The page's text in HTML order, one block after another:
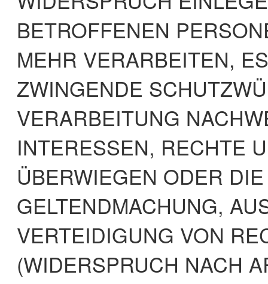
BETROFFENEN
MEHR VERARBEITEN,
ZWINGENDE
VERARBEITUNG
INTERESSEN, RECHTE
ÜBERWIEGEN ODER
GELTENDMACHUNG,
VERTEIDIGUNG VON
(WIDERSPRUCH NACH